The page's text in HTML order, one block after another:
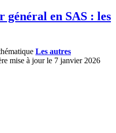
général en SAS : les
Les autres
mise à jour le 7 janvier 2026